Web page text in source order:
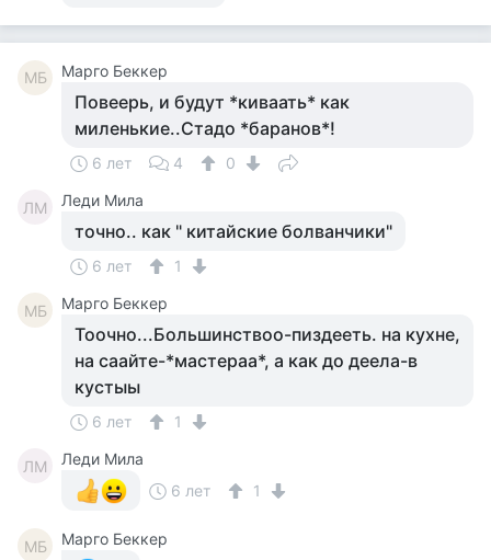
MБ Mарго Беккер
Повеерь, и будут *киваать* как
миленькие..Стадо *баранов*!
6 лет 4 0
ЛМ Леди Мила
точно.. как " китайские болванчики"
6 лет 1
MБ Mарго Беккер
Тоочно...Большинствоо-пиздееть. на кухне,
на саайте-*мастераа*, а как до деела-в
кустыы
6 лет 1
ЛМ
Леди Мила
6 лет
1
MБ
Mарго Беккер